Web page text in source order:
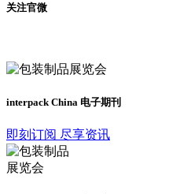
关注官微
interpack China 电子期刊
即刻订阅 尽享资讯